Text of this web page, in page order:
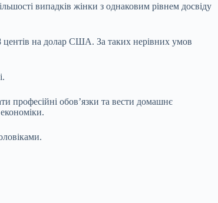
випадків жінки з однаковим рівнем досвіду
на долар США. За таких нерівних умов
професійні обовʼязки та вести домашнє